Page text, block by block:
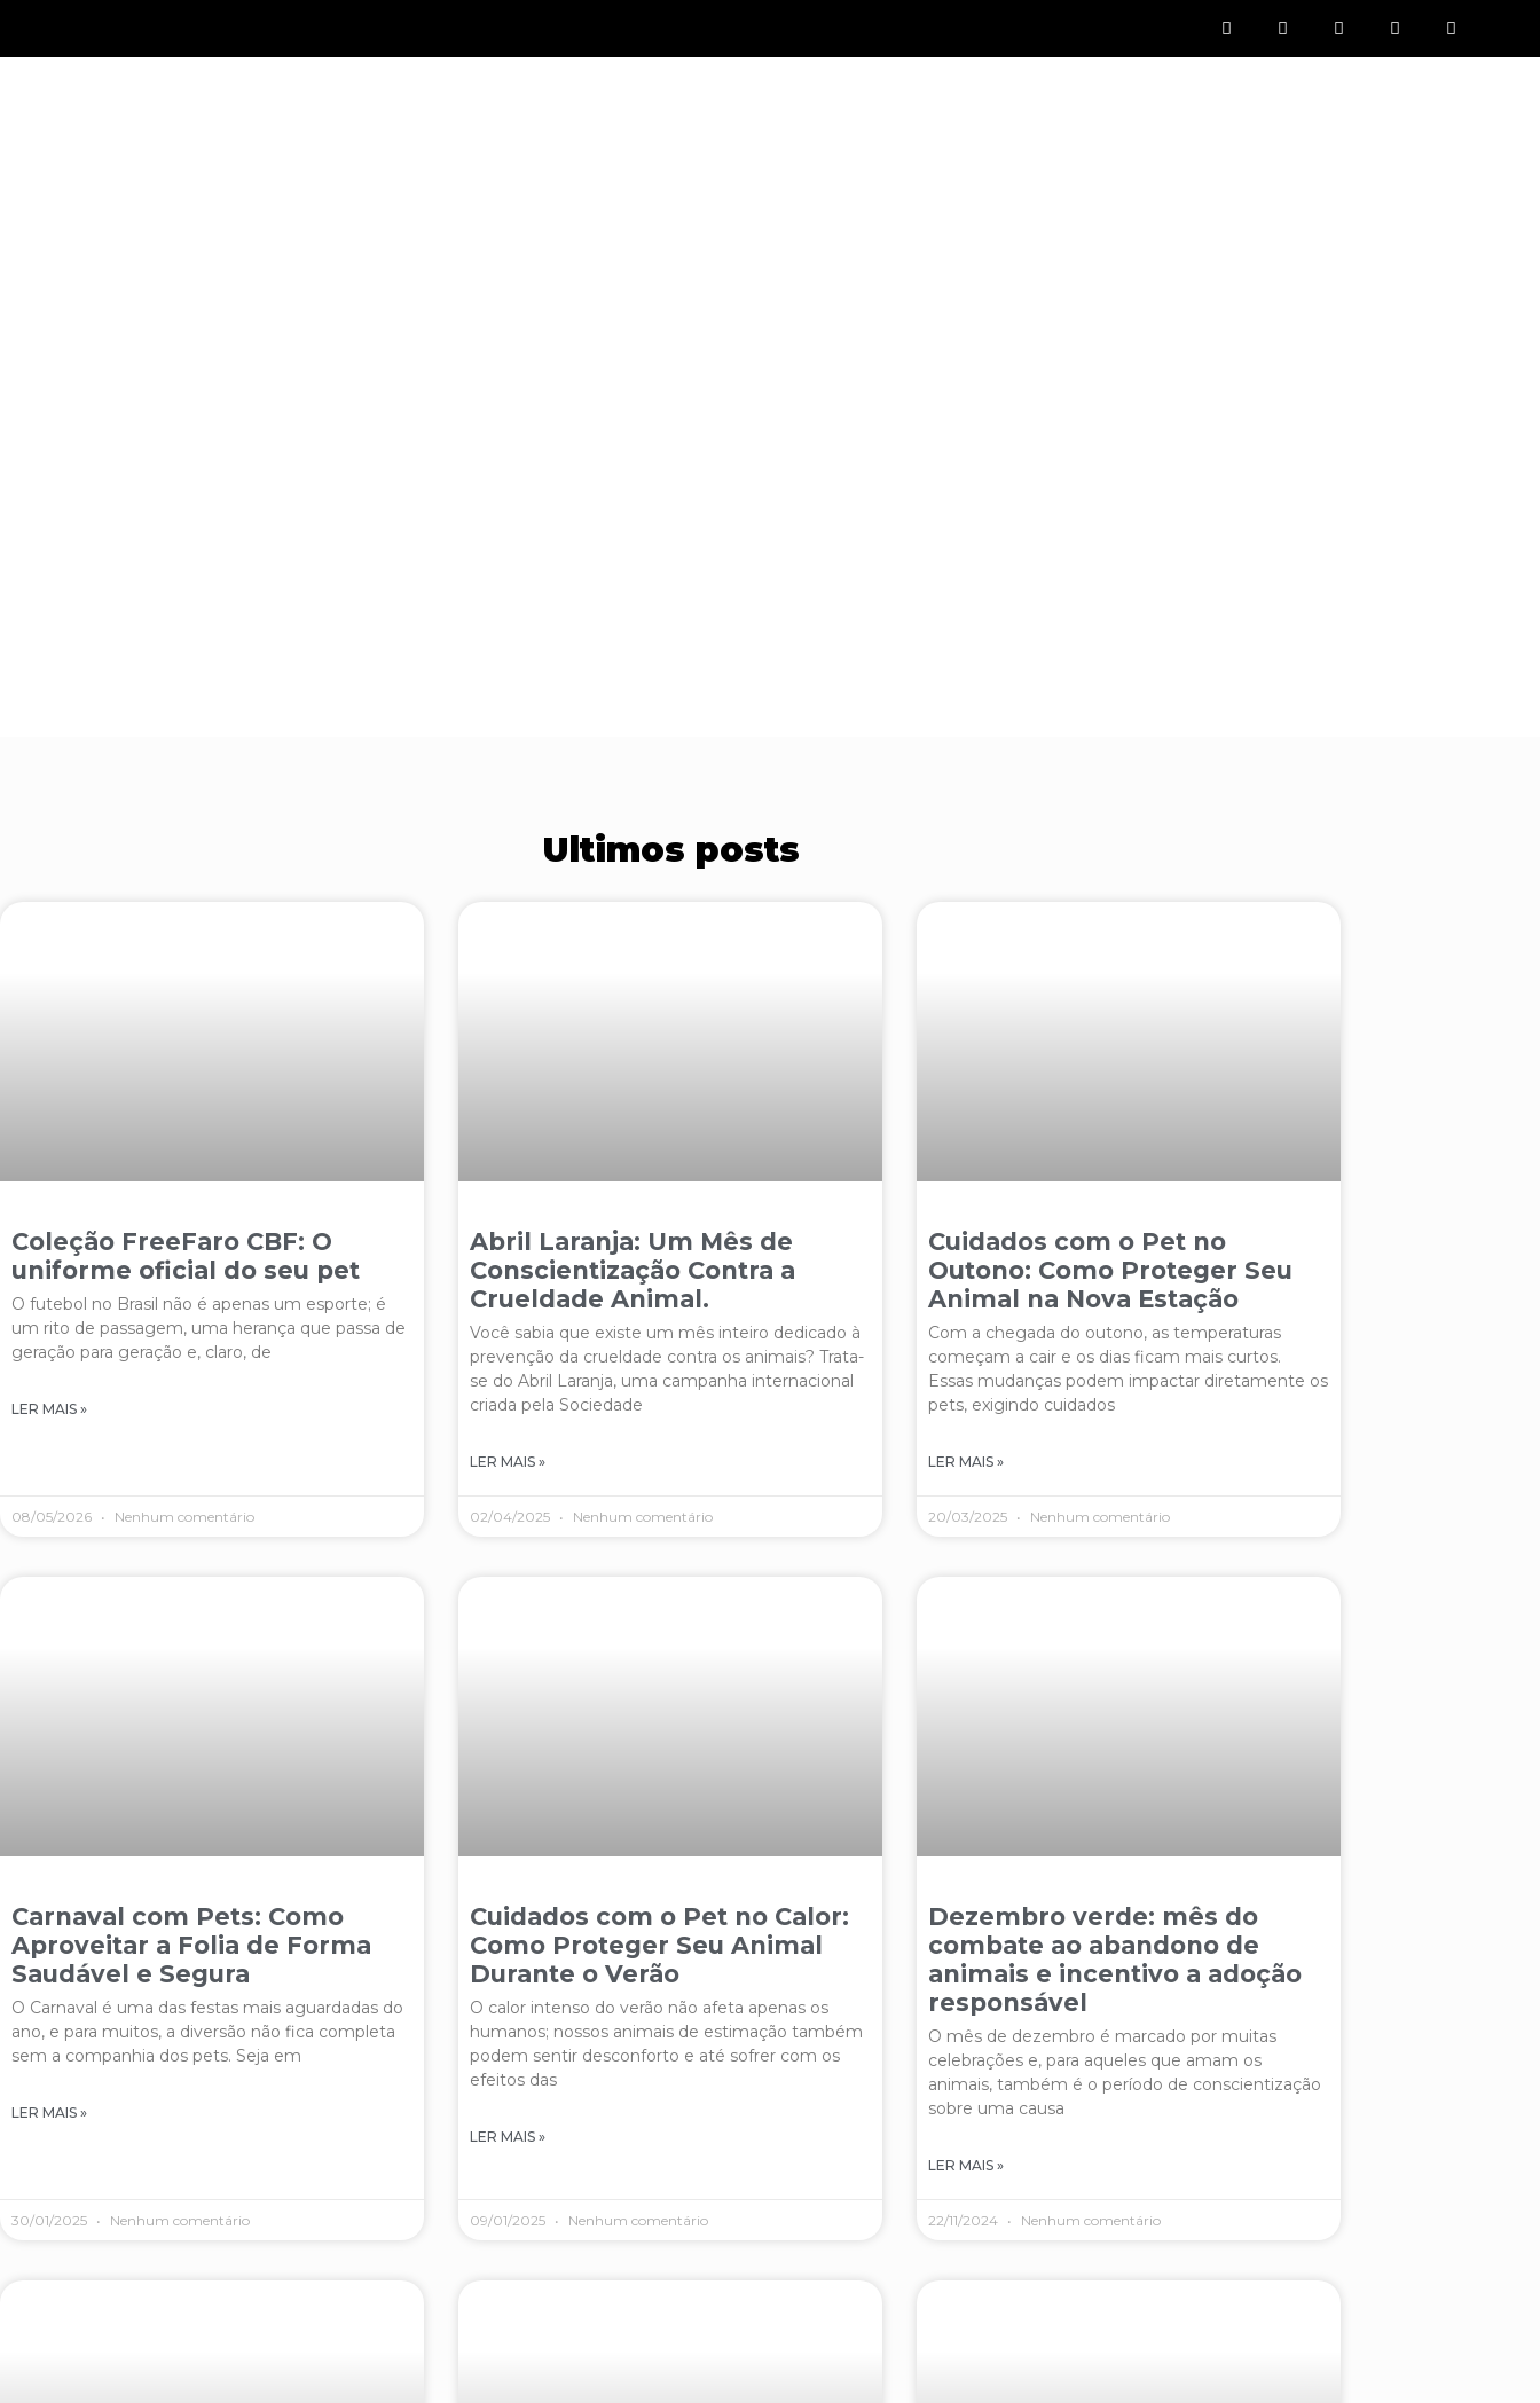
Ultimos posts
Coleção FreeFaro CBF: O
uniforme oficial do seu pet
O futebol no Brasil não é apenas um esporte; é
um rito de passagem, uma herança que passa de
geração para geração e, claro, de
LER MAIS »
08/05/2026 Nenhum comentário
Abril Laranja: Um Mês de
Conscientização Contra a
Crueldade Animal.
Você sabia que existe um mês inteiro dedicado à
prevenção da crueldade contra os animais? Trata-
se do Abril Laranja, uma campanha internacional
criada pela Sociedade
LER MAIS »
02/04/2025 Nenhum comentário
Cuidados com o Pet no
Outono: Como Proteger Seu
Animal na Nova Estação
Com a chegada do outono, as temperaturas
começam a cair e os dias ficam mais curtos.
Essas mudanças podem impactar diretamente os
pets, exigindo cuidados
LER MAIS »
20/03/2025 Nenhum comentário
Carnaval com Pets: Como
Aproveitar a Folia de Forma
Saudável e Segura
O Carnaval é uma das festas mais aguardadas do
ano, e para muitos, a diversão não fica completa
sem a companhia dos pets. Seja em
LER MAIS »
30/01/2025 Nenhum comentário
Cuidados com o Pet no Calor:
Como Proteger Seu Animal
Durante o Verão
O calor intenso do verão não afeta apenas os
humanos; nossos animais de estimação também
podem sentir desconforto e até sofrer com os
efeitos das
LER MAIS »
09/01/2025 Nenhum comentário
Dezembro verde: mês do
combate ao abandono de
animais e incentivo a adoção
responsável
O mês de dezembro é marcado por muitas
celebrações e, para aqueles que amam os
animais, também é o período de conscientização
sobre uma causa
LER MAIS »
22/11/2024 Nenhum comentário